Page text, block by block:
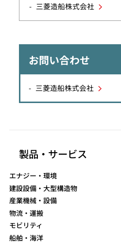
三菱造船株式会社
お問い合わせ
三菱造船株式会社
製品・サービス
エナジー・環境
建設設備・大型構造物
産業機械・設備
物流・運搬
モビリティ
船舶・海洋